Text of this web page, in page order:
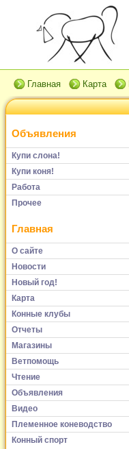
Главная Карта
Объявления
Купи слона!
Купи коня!
Работа
Прочее
Главная
О сайте
Новости
Новый год!
Карта
Конные клубы
Отчеты
Магазины
Ветпомощь
Чтение
Объявления
Видео
Племенное коневодство
Конный спорт